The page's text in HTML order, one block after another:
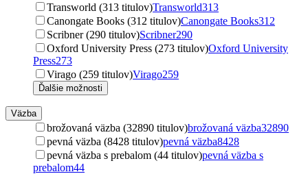
Transworld (313 titulov)Transworld313
Canongate Books (312 titulov)Canongate Books312
Scribner (290 titulov)Scribner290
Oxford University Press (273 titulov)Oxford University
Press273
Virago (259 titulov)Virago259
Ďalšie možnosti
Väzba
brožovaná väzba (32890 titulov)brožovaná väzba32890
pevná väzba (8428 titulov)pevná väzba8428
pevná väzba s prebalom (44 titulov)pevná väzba s
prebalom44